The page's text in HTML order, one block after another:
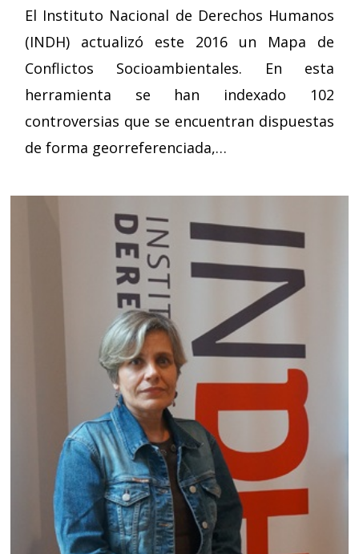
El Instituto Nacional de Derechos Humanos
(INDH) actualizó este 2016 un Mapa de
Conflictos Socioambientales. En esta
herramienta se han indexado 102
controversias que se encuentran dispuestas
de forma georreferenciada,…